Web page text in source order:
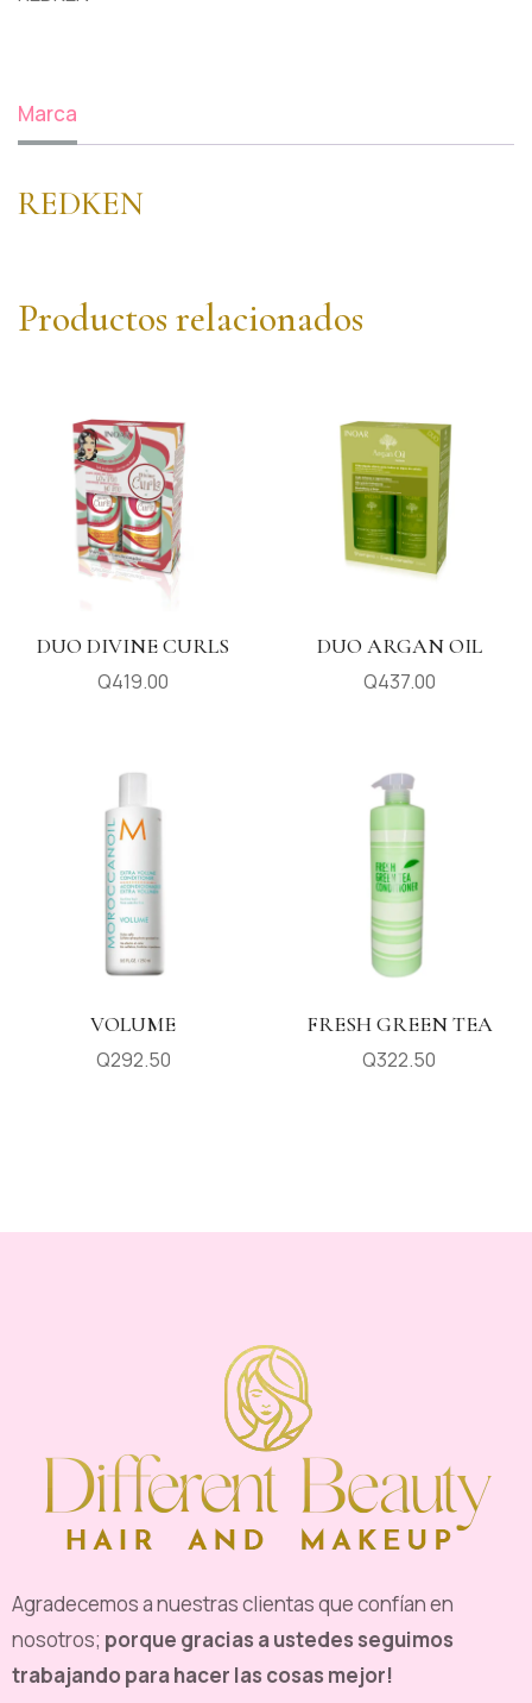
Marca
REDKEN
Productos relacionados
DUO DIVINE CURLS
Q419.00
DUO ARGAN OIL
Q437.00
VOLUME
Q292.50
FRESH GREEN TEA
Q322.50
Agradecemos a nuestras clientas que confían en
nosotros; porque gracias a ustedes seguimos
trabajando para hacer las cosas mejor!